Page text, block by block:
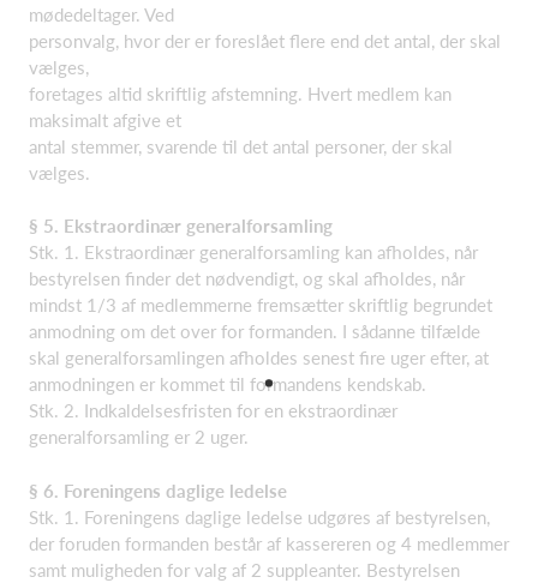
mødedeltager. Ved
personvalg, hvor der er foreslået flere end det antal, der skal
vælges,
foretages altid skriftlig afstemning. Hvert medlem kan
maksimalt afgive et
antal stemmer, svarende til det antal personer, der skal
vælges.
§ 5. Ekstraordinær generalforsamling
Stk. 1. Ekstraordinær generalforsamling kan afholdes, når
bestyrelsen finder det nødvendigt, og skal afholdes, når
mindst 1/3 af medlemmerne fremsætter skriftlig begrundet
anmodning om det over for formanden. I sådanne tilfælde
skal generalforsamlingen afholdes senest fire uger efter, at
anmodningen er kommet til formandens kendskab.
Stk. 2. Indkaldelsesfristen for en ekstraordinær
generalforsamling er 2 uger.
§ 6. Foreningens daglige ledelse
Stk. 1. Foreningens daglige ledelse udgøres af bestyrelsen,
der foruden formanden består af kassereren og 4 medlemmer
samt muligheden for valg af 2 suppleanter. Bestyrelsen